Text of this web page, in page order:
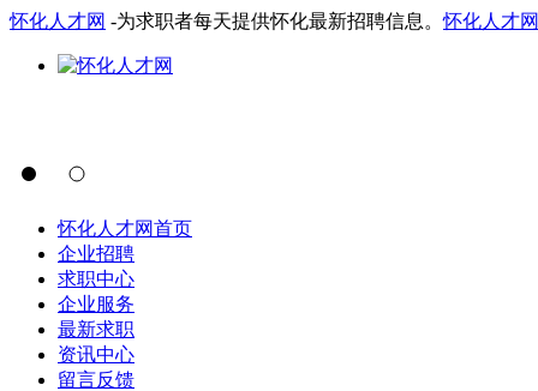
怀化人才网 -为求职者每天提供怀化最新招聘信息。怀化人才网
怀化人才网首页
企业招聘
求职中心
企业服务
最新求职
资讯中心
留言反馈